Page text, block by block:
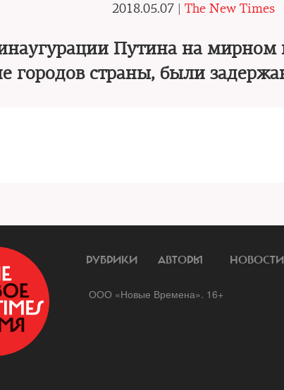
2018.05.07 | The New Times
Путина на мирном
городов страны, были
РУБРИКИ АВТОРЫ НОВОСТИ
ООО «Новые Времена». 16+